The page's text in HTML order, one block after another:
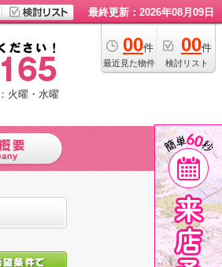
最終更新：2026年08月09日
00件
最近見た物件
00件
検討リスト
火曜・水曜